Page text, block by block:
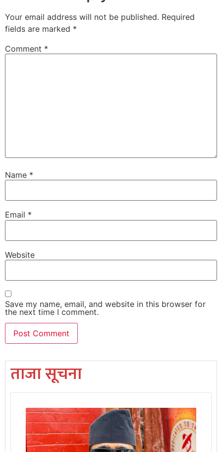
Your email address will not be published. Required
fields are marked *
Comment *
Name *
Email *
Website
Save my name, email, and website in this browser for
the next time I comment.
ताजा सूचना